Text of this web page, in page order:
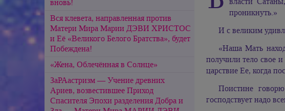
вновь!
Вся клевета, направленная против
Матери Мира Марии ДЭВИ ХРИСТОС
и Её «Великого Белого Братства», будет
Побеждена!
«Жена, Облечённая в Солнце»
ЗаРАастризм — Учение древних
Ариев, возвестившее Приход
Спасителя Эпохи разделения Добра и
проникнуть.»
И с великим
«Наша Мать
получили тело свое
царствие Ее, когда
Поистине
господствует надо